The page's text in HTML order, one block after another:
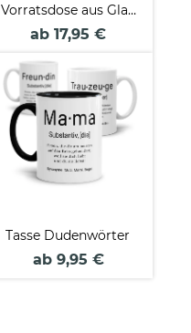
Vorratsdose aus Glas
mit Gravur - mit Text
Verschiedene Größen
ab 17,95 €
Tasse Dudenwörter
ab 9,95 €